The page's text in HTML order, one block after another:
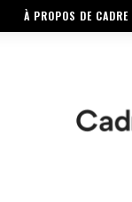
À PROPOS DE